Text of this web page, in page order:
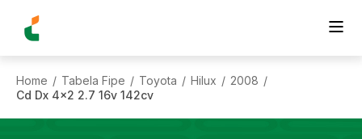
Home / Tabela Fipe / Toyota / Hilux / 2008 /
Cd Dx 4x2 2.7 16v 142cv